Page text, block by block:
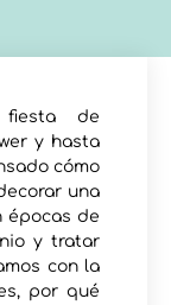
fiesta de
y hasta
cómo
una
épocas de
y tratar
con la
por qué